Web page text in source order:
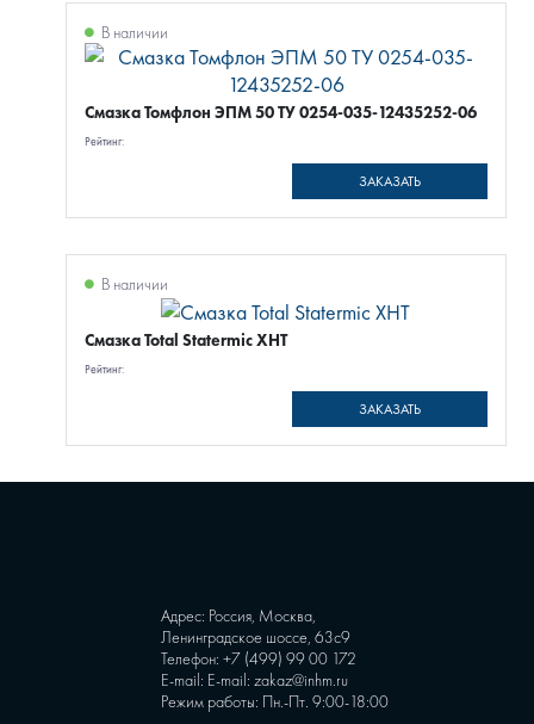
В наличии
Смазка Томфлон ЭПМ 50 ТУ 0254-035-12435252-06
Рейтинг:
ЗАКАЗАТЬ
В наличии
Смазка Total Statermic XHT
Рейтинг:
ЗАКАЗАТЬ
Адрес: Россия, Москва,
Ленинградское шоссе, 63с9
Телефон: +7 (499) 99 00 172
E-mail: E-mail: zakaz@inhm.ru
Режим работы: Пн.-Пт. 9:00-18:00